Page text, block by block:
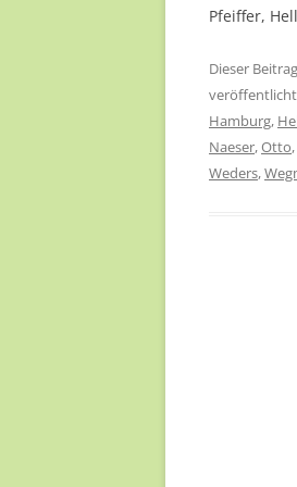
Pfeiffer,
Dieser
Hamburg,
Naeser,Otto,
Weders,